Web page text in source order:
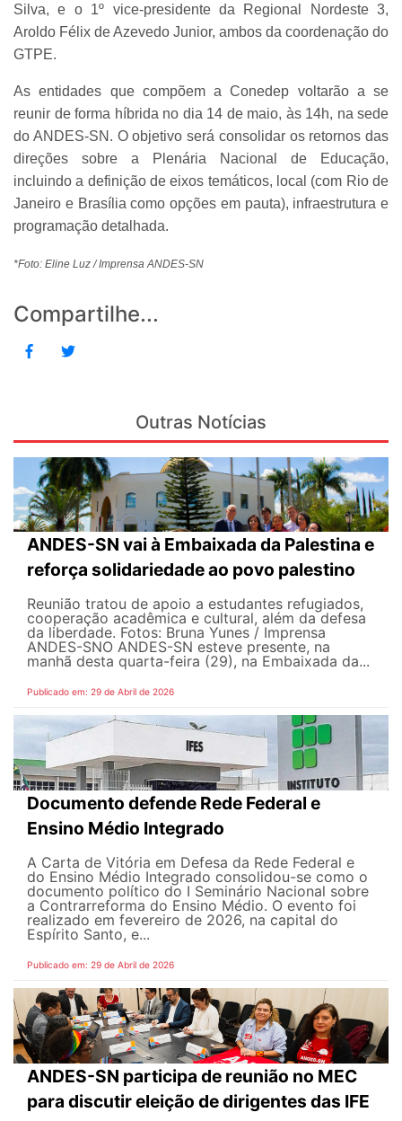
Silva, e o 1º vice-presidente da Regional Nordeste 3,
Aroldo Félix de Azevedo Junior, ambos da coordenação do
GTPE.
As entidades que compõem a Conedep voltarão a se
reunir de forma híbrida no dia 14 de maio, às 14h, na sede
do ANDES-SN. O objetivo será consolidar os retornos das
direções sobre a Plenária Nacional de Educação,
incluindo a definição de eixos temáticos, local (com Rio de
Janeiro e Brasília como opções em pauta), infraestrutura e
programação detalhada.
*Foto: Eline Luz / Imprensa ANDES-SN
Compartilhe...
Outras Notícias
ANDES-SN vai à Embaixada da Palestina e
reforça solidariedade ao povo palestino
Reunião tratou de apoio a estudantes refugiados,
cooperação acadêmica e cultural, além da defesa
da liberdade. Fotos: Bruna Yunes / Imprensa
ANDES-SN​​​ O ANDES-SN esteve presente, na
manhã desta quarta-feira (29), na Embaixada da...
Publicado em: 29 de Abril de 2026
Documento defende Rede Federal e
Ensino Médio Integrado
A Carta de Vitória em Defesa da Rede Federal e
do Ensino Médio Integrado consolidou-se como o
documento político do I Seminário Nacional sobre
a Contrarreforma do Ensino Médio. O evento foi
realizado em fevereiro de 2026, na capital do
Espírito Santo, e...
Publicado em: 29 de Abril de 2026
ANDES-SN participa de reunião no MEC
para discutir eleição de dirigentes das IFE